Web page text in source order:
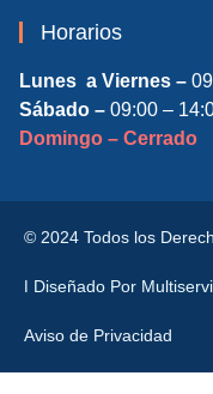
Horarios
Lunes a Viernes –
Sábado – 09:00 –
Domingo – Cerrado
© 2024 Todos los
ǀ Diseñado Por
Aviso de Privacidad